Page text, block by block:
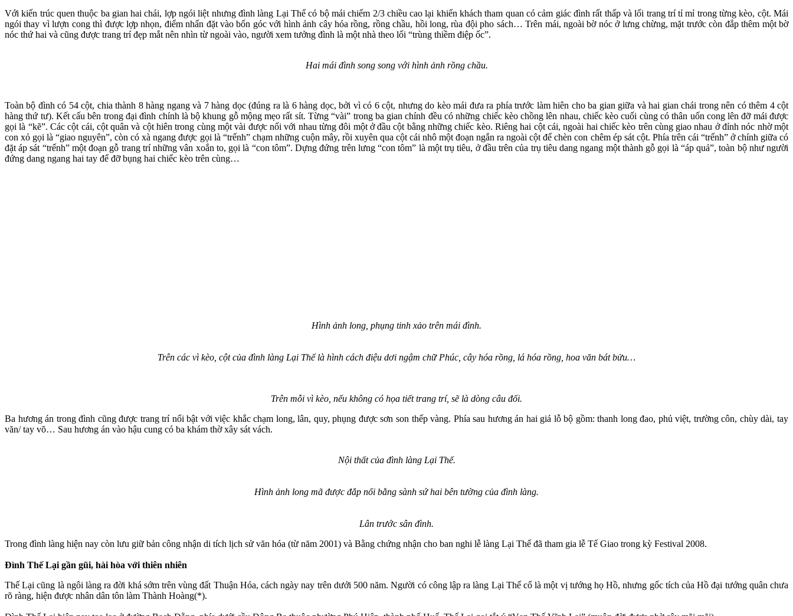
Với kiến trúc quen thuộc ba gian hai chái, lợp ngói liệt nhưng đình làng Lại Thế có bộ mái chiếm 2/3 chiều cao lại khiến khách tham quan có cảm giác đình rất thấp và lối trang trí tỉ mỉ trong từng kèo, cột. Mái
ngói thay vì lượn cong thì được lợp nhọn, điểm nhấn đặt vào bốn góc với hình ảnh cây hóa rồng, rồng chầu, hồi long, rùa đội pho sách… Trên mái, ngoài bờ nóc ở lưng chừng, mặt trước còn đắp thêm một bờ
nóc thứ hai và cũng được trang trí đẹp mắt nên nhìn từ ngoài vào, người xem tưởng đình là một nhà theo lối “trùng thiềm điệp ốc”.
Hai mái đình song song với hình ảnh rồng chầu.
Toàn bộ đình có 54 cột, chia thành 8 hàng ngang và 7 hàng dọc (đúng ra là 6 hàng dọc, bởi vì có 6 cột, nhưng do kèo mái đưa ra phía trước làm hiên cho ba gian giữa và hai gian chái trong nên có thêm 4 cột
hàng thứ tư). Kết cấu bên trong đại đình chính là bộ khung gỗ mộng mẹo rất sít. Từng “vài” trong ba gian chính đều có những chiếc kèo chồng lên nhau, chiếc kèo cuối cùng có thân uốn cong lên đỡ mái được
gọi là “kẽ”. Các cột cái, cột quân và cột hiên trong cùng một vài được nối với nhau từng đôi một ở đầu cột bằng những chiếc kèo. Riêng hai cột cái, ngoài hai chiếc kèo trên cùng giao nhau ở đỉnh nóc nhờ một
con xỏ gọi là “giao nguyên”, còn có xà ngang được gọi là “trếnh” chạm những cuộn mây, rồi xuyên qua cột cái nhô một đoạn ngắn ra ngoài cột để chèn con chêm ép sát cột. Phía trên cái “trếnh” ở chính giữa có
đặt áp sát “trếnh” một đoạn gỗ trang trí những vân xoắn to, gọi là “con tôm”. Dựng đứng trên lưng “con tôm” là một trụ tiêu, ở đầu trên của trụ tiêu dang ngang một thành gỗ gọi là “áp quả”, toàn bộ như người
đứng dang ngang hai tay để đỡ bụng hai chiếc kèo trên cùng…
Hình ảnh long, phụng tinh xảo trên mái đình.
Trên các vì kèo, cột của đình làng Lại Thế là hình cách điệu dơi ngậm chữ Phúc, cây hóa rồng, lá hóa rồng, hoa văn bát bửu…
Trên mỗi vì kèo, nếu không có họa tiết trang trí, sẽ là dòng câu đối.
Ba hương án trong đình cũng được trang trí nổi bật với việc khắc chạm long, lân, quy, phụng được sơn son thếp vàng. Phía sau hương án hai giá lỗ bộ gồm: thanh long đao, phủ việt, trường côn, chùy dài, tay
văn/ tay võ… Sau hương án vào hậu cung có ba khám thờ xây sát vách.
Nội thất của đình làng Lại Thế.
Hình ảnh long mã được đắp nổi bằng sành sứ hai bên tường của đình làng.
Lân trước sân đình.
Trong đình làng hiện nay còn lưu giữ bản công nhận di tích lịch sử văn hóa (từ năm 2001) và Bằng chứng nhận cho ban nghi lễ làng Lại Thế đã tham gia lễ Tế Giao trong kỳ Festival 2008.
Đình Thế Lại gần gũi, hài hòa với thiên nhiên
Thế Lại cũng là ngôi làng ra đời khá sớm trên vùng đất Thuận Hóa, cách ngày nay trên dưới 500 năm. Người có công lập ra làng Lại Thế cổ là một vị tướng họ Hồ, nhưng gốc tích của Hồ đại tướng quân chưa
rõ ràng, hiện được nhân dân tôn làm Thành Hoàng(*).